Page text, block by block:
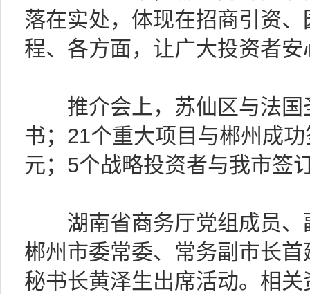
落在实处，体现在招商引资
程、各方面，让广大投资者
推介会上，苏仙区与法国
书；21个重大项目与郴州成
元；5个战略投资者与我市签
湖南省商务厅党组成员、
郴州市委常委、常务副市长
秘书长黄泽生出席活动。相关